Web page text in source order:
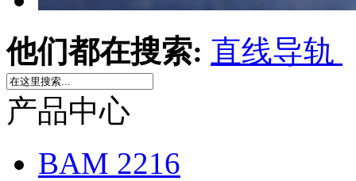
他们都在搜索: 直线导轨
产品中心
BAM 2216